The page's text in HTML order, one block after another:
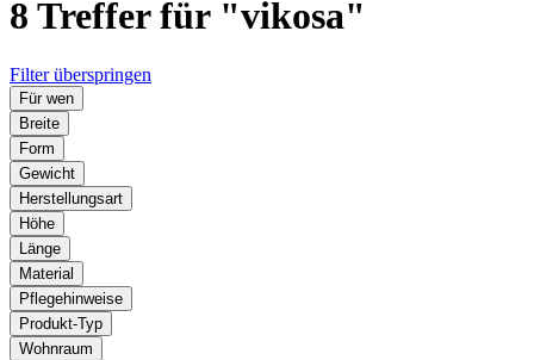
8 Treffer für "vikosa"
Filter überspringen
Für wen
Breite
Form
Gewicht
Herstellungsart
Höhe
Länge
Material
Pflegehinweise
Produkt-Typ
Wohnraum